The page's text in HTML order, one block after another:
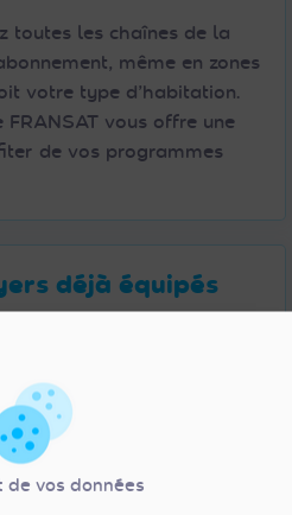
de vos données
toutes les chaînes de la
même en zones
votre type d’habitation.
vous offre une
de vos programmes
déjà équipés
équipés en France
000 logements en
vous de faire le choix du